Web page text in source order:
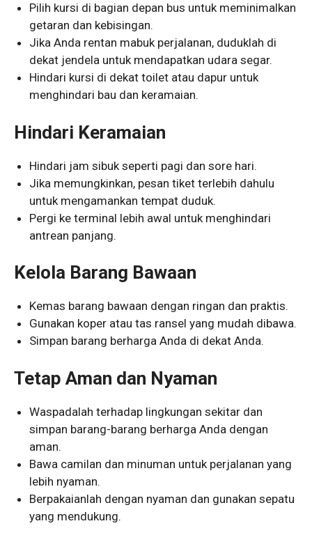
Pilih kursi di bagian depan bus untuk meminimalkan
getaran dan kebisingan.
Jika Anda rentan mabuk perjalanan, duduklah di
dekat jendela untuk mendapatkan udara segar.
Hindari kursi di dekat toilet atau dapur untuk
menghindari bau dan keramaian.
Hindari Keramaian
Hindari jam sibuk seperti pagi dan sore hari.
Jika memungkinkan, pesan tiket terlebih dahulu
untuk mengamankan tempat duduk.
Pergi ke terminal lebih awal untuk menghindari
antrean panjang.
Kelola Barang Bawaan
Kemas barang bawaan dengan ringan dan praktis.
Gunakan koper atau tas ransel yang mudah dibawa.
Simpan barang berharga Anda di dekat Anda.
Tetap Aman dan Nyaman
Waspadalah terhadap lingkungan sekitar dan
simpan barang-barang berharga Anda dengan
aman.
Bawa camilan dan minuman untuk perjalanan yang
lebih nyaman.
Berpakaianlah dengan nyaman dan gunakan sepatu
yang mendukung.